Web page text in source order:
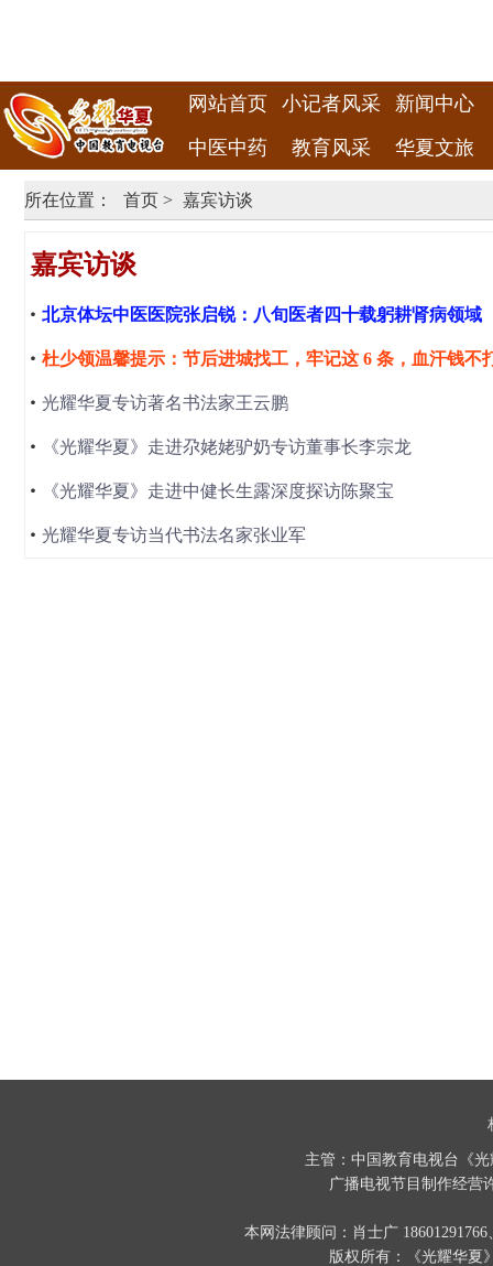
网站首页 小记者风采
新闻中心
中医中药
教育风采 华夏文旅
所在位置： 首页 > 嘉宾访谈
嘉宾访谈
北京体坛中医医院张启锐：八旬医者四十载躬耕肾病领域
杜少领温馨提示：节后进城找工，牢记这 6 条，血汗钱不
光耀华夏专访著名书法家王云鹏
《光耀华夏》走进尕姥姥驴奶专访董事长李宗龙
《光耀华夏》走进中健长生露深度探访陈聚宝
光耀华夏专访当代书法名家张业军
主管：中国教育电视台《
广播电视节目制作经营
本网法律顾问：肖士广
版权所有：《光耀华夏